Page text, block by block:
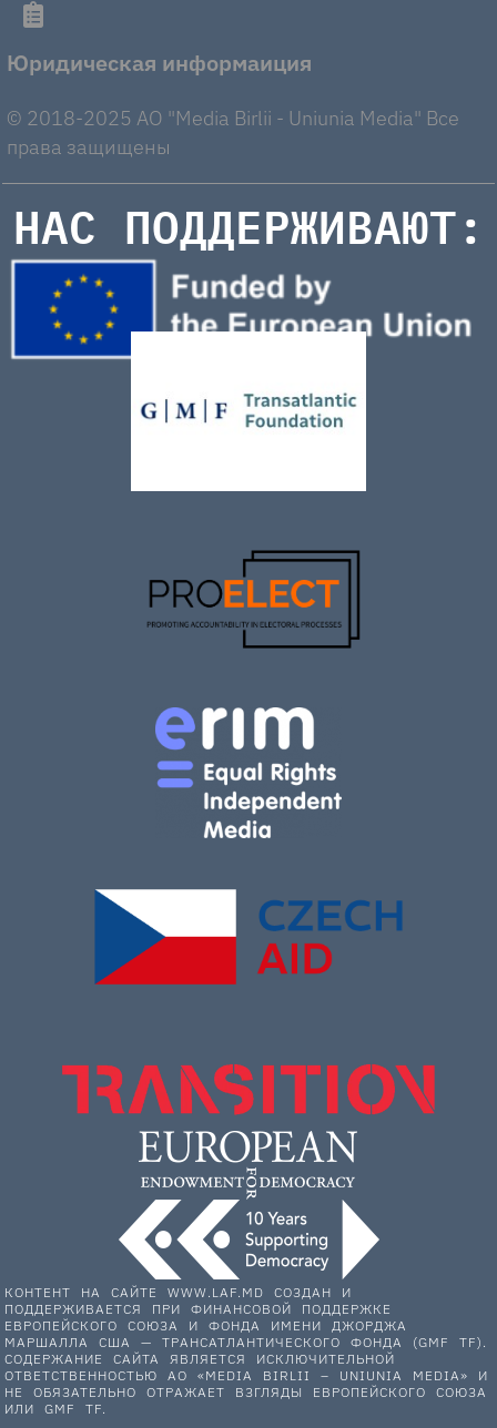
Юридическая информаиция
© 2018-2025 AO "Media Birlii - Uniunia Media" Все
права защищены
НАС ПОДДЕРЖИВАЮТ:
КОНТЕНТ НА САЙТЕ WWW.LAF.MD СОЗДАН И
ПОДДЕРЖИВАЕТСЯ ПРИ ФИНАНСОВОЙ ПОДДЕРЖКЕ
ЕВРОПЕЙСКОГО СОЮЗА И ФОНДА ИМЕНИ ДЖОРДЖА
МАРШАЛЛА США — ТРАНСАТЛАНТИЧЕСКОГО ФОНДА (GMF TF).
СОДЕРЖАНИЕ САЙТА ЯВЛЯЕТСЯ ИСКЛЮЧИТЕЛЬНОЙ
ОТВЕТСТВЕННОСТЬЮ АО «MEDIA BIRLII – UNIUNIA MEDIA» И
НЕ ОБЯЗАТЕЛЬНО ОТРАЖАЕТ ВЗГЛЯДЫ ЕВРОПЕЙСКОГО СОЮЗА
ИЛИ GMF TF.